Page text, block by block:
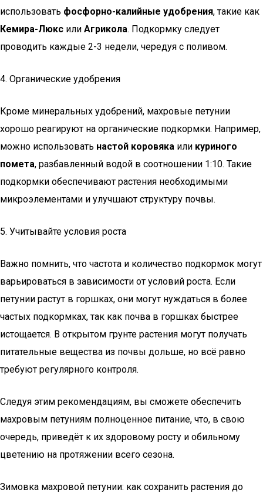
использовать фосфорно-калийные удобрения, такие как
Кемира-Люкс или Агрикола. Подкормку следует
проводить каждые 2-3 недели, чередуя с поливом.
4. Органические удобрения
Кроме минеральных удобрений, махровые петунии
хорошо реагируют на органические подкормки. Например,
можно использовать настой коровяка или куриного
помета, разбавленный водой в соотношении 1:10. Такие
подкормки обеспечивают растения необходимыми
микроэлементами и улучшают структуру почвы.
5. Учитывайте условия роста
Важно помнить, что частота и количество подкормок могут
варьироваться в зависимости от условий роста. Если
петунии растут в горшках, они могут нуждаться в более
частых подкормках, так как почва в горшках быстрее
истощается. В открытом грунте растения могут получать
питательные вещества из почвы дольше, но всё равно
требуют регулярного контроля.
Следуя этим рекомендациям, вы сможете обеспечить
махровым петуниям полноценное питание, что, в свою
очередь, приведёт к их здоровому росту и обильному
цветению на протяжении всего сезона.
Зимовка махровой петунии: как сохранить растения до